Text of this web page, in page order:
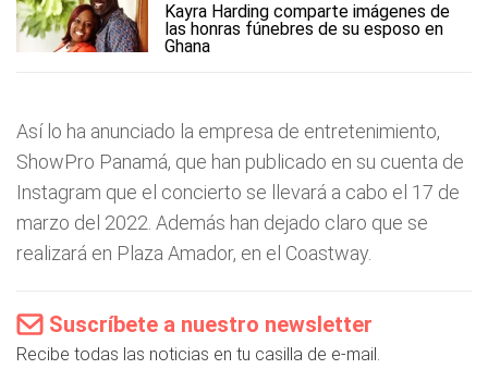
Kayra Harding comparte imágenes de
las honras fúnebres de su esposo en
Ghana
Así lo ha anunciado la empresa de entretenimiento,
ShowPro Panamá, que han publicado en su cuenta de
Instagram que el concierto se llevará a cabo el 17 de
marzo del 2022. Además han dejado claro que se
realizará en Plaza Amador, en el Coastway.
Suscríbete a nuestro newsletter
Recibe todas las noticias en tu casilla de e-mail.